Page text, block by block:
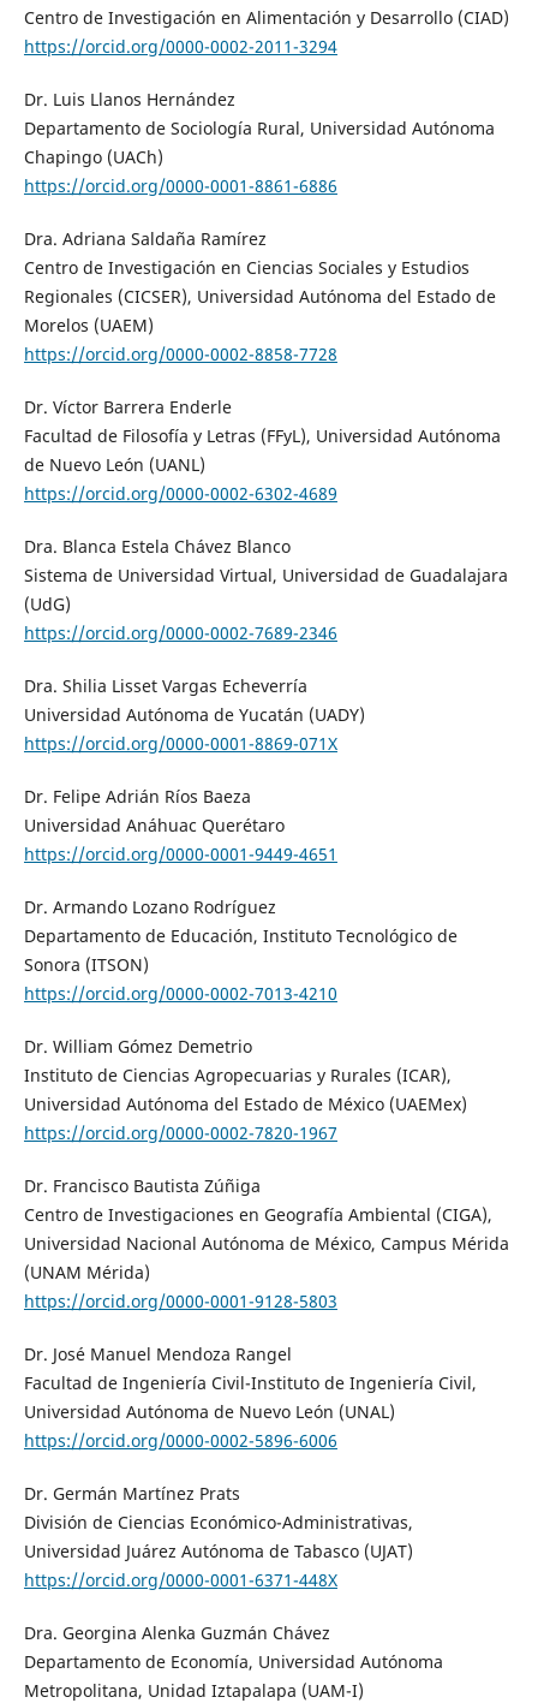
Centro de Investigación en Alimentación y Desarrollo (CIAD)
https://orcid.org/0000-0002-2011-3294
Dr. Luis Llanos Hernández
Departamento de Sociología Rural, Universidad Autónoma
Chapingo (UACh)
https://orcid.org/0000-0001-8861-6886
Dra. Adriana Saldaña Ramírez
Centro de Investigación en Ciencias Sociales y Estudios
Regionales (CICSER), Universidad Autónoma del Estado de
Morelos (UAEM)
https://orcid.org/0000-0002-8858-7728
Dr. Víctor Barrera Enderle
Facultad de Filosofía y Letras (FFyL), Universidad Autónoma
de Nuevo León (UANL)
https://orcid.org/0000-0002-6302-4689
Dra. Blanca Estela Chávez Blanco
Sistema de Universidad Virtual, Universidad de Guadalajara
(UdG)
https://orcid.org/0000-0002-7689-2346
Dra. Shilia Lisset Vargas Echeverría
Universidad Autónoma de Yucatán (UADY)
https://orcid.org/0000-0001-8869-071X
Dr. Felipe Adrián Ríos Baeza
Universidad Anáhuac Querétaro
https://orcid.org/0000-0001-9449-4651
Dr. Armando Lozano Rodríguez
Departamento de Educación, Instituto Tecnológico de
Sonora (ITSON)
https://orcid.org/0000-0002-7013-4210
Dr. William Gómez Demetrio
Instituto de Ciencias Agropecuarias y Rurales (ICAR),
Universidad Autónoma del Estado de México (UAEMex)
https://orcid.org/0000-0002-7820-1967
Dr. Francisco Bautista Zúñiga
Centro de Investigaciones en Geografía Ambiental (CIGA),
Universidad Nacional Autónoma de México, Campus Mérida
(UNAM Mérida)
https://orcid.org/0000-0001-9128-5803
Dr. José Manuel Mendoza Rangel
Facultad de Ingeniería Civil-Instituto de Ingeniería Civil,
Universidad Autónoma de Nuevo León (UNAL)
https://orcid.org/0000-0002-5896-6006
Dr. Germán Martínez Prats
División de Ciencias Económico-Administrativas,
Universidad Juárez Autónoma de Tabasco (UJAT)
https://orcid.org/0000-0001-6371-448X
Dra. Georgina Alenka Guzmán Chávez
Departamento de Economía, Universidad Autónoma
Metropolitana, Unidad Iztapalapa (UAM-I)